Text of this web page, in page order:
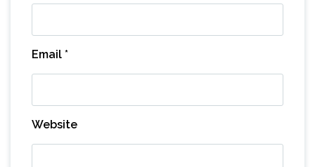
Email *
Website